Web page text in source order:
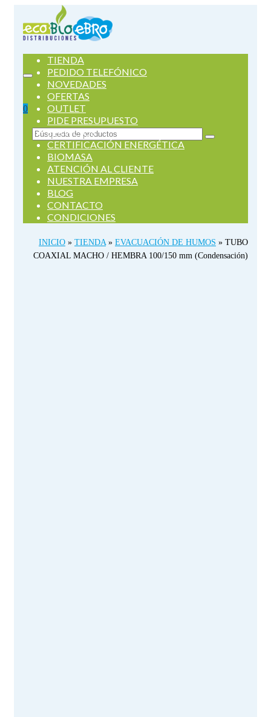
0
Buscar
por:
TIENDA
PEDIDO TELEFÓNICO
NOVEDADES
OFERTAS
OUTLET
PIDE PRESUPUESTO
SERVICIOS
CERTIFICACIÓN ENERGÉTICA
BIOMASA
ATENCIÓN AL CLIENTE
NUESTRA EMPRESA
BLOG
CONTACTO
CONDICIONES
INICIO » TIENDA » EVACUACIÓN DE HUMOS » TUBO
COAXIAL MACHO / HEMBRA 100/150 mm (Condensación)